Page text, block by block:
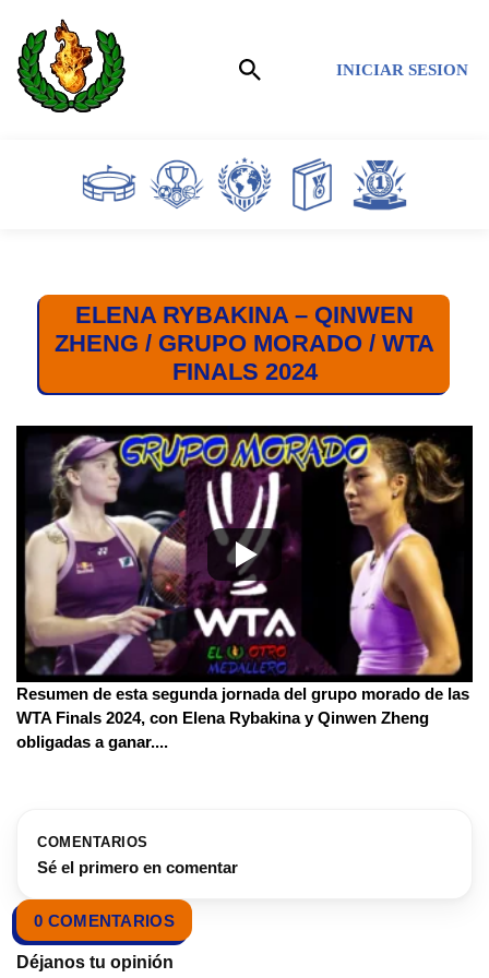
Saltar
al
contenido
INICIAR SESION
ELENA RYBAKINA – QINWEN
ZHENG / GRUPO MORADO / WTA
FINALS 2024
Resumen de esta segunda jornada del grupo morado de las
WTA Finals 2024, con Elena Rybakina y Qinwen Zheng
obligadas a ganar....
COMENTARIOS
Sé el primero en comentar
0 COMENTARIOS